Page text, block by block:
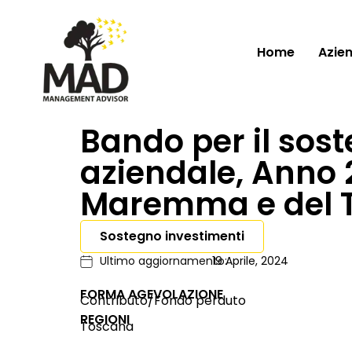
Home
Bando per il
aziendale, Anno
Maremma e del
Sostegno investimenti
Ultimo aggiornamento:19 Aprile, 2024
FORMA AGEVOLAZIONE
Contributo/Fondo perduto
REGIONI
Toscana